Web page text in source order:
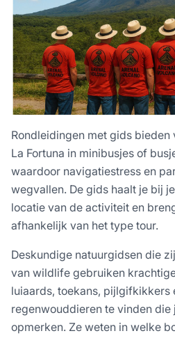
Rondleidingen met gids
La Fortuna in minibusjes of
waardoor navigatiestress en
wegvallen. De gids haalt je bij
locatie van de activiteit en
afhankelijk van het type tour.
Deskundige natuurgidsen die
van wildlife gebruiken
luiaards, toekans, pijlgifkikkers
regenwouddieren te vinden
opmerken. Ze weten in welke